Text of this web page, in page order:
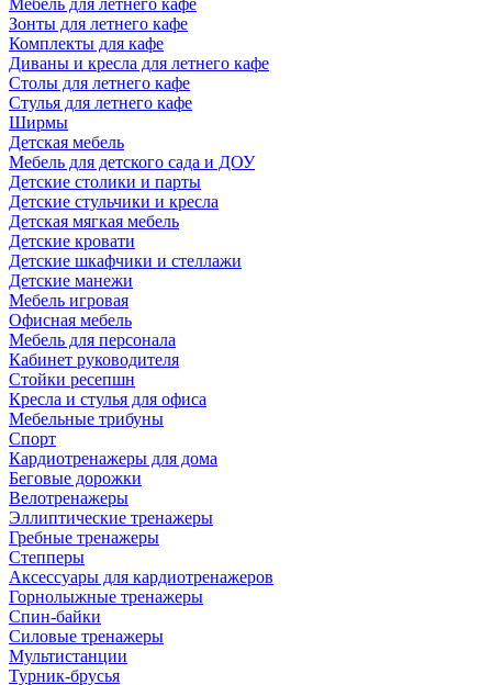
Мебель для летнего кафе
Зонты для летнего кафе
Комплекты для кафе
Диваны и кресла для летнего кафе
Столы для летнего кафе
Стулья для летнего кафе
Ширмы
Детская мебель
Мебель для детского сада и ДОУ
Детские столики и парты
Детские стульчики и кресла
Детская мягкая мебель
Детские кровати
Детские шкафчики и стеллажи
Детские манежи
Мебель игровая
Офисная мебель
Мебель для персонала
Кабинет руководителя
Стойки ресепшн
Кресла и стулья для офиса
Мебельные трибуны
Спорт
Кардиотренажеры для дома
Беговые дорожки
Велотренажеры
Эллиптические тренажеры
Гребные тренажеры
Степперы
Аксессуары для кардиотренажеров
Горнолыжные тренажеры
Спин-байки
Силовые тренажеры
Мультистанции
Турник-брусья